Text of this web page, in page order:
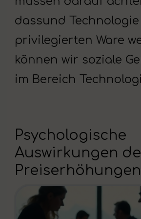
dassund
privilegierten Ware
können wir soziale
im Bereich
Psychologische
Auswirkungen
Preiserhöhungen